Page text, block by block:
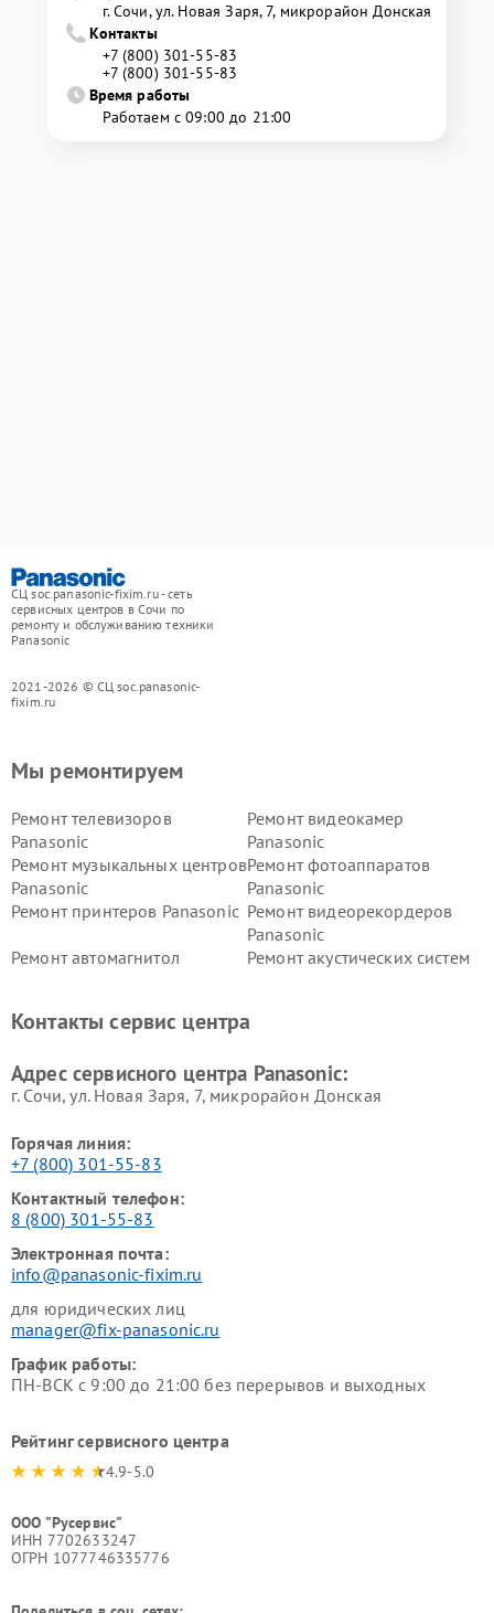
г. Сочи, ул. Новая Заря, 7, микрорайон Донская
Контакты
+7 (800) 301-55-83
+7 (800) 301-55-83
Время работы
Работаем с 09:00 до 21:00
СЦ soc.panasonic-fixim.ru - сеть
сервисных центров в Сочи по
ремонту и обслуживанию техники
Panasonic
2021-2026 © СЦ soc.panasonic-
fixim.ru
Мы ремонтируем
Ремонт телевизоров
Panasonic
Ремонт видеокамер
Panasonic
Ремонт музыкальных центров
Panasonic
Ремонт фотоаппаратов
Panasonic
Ремонт принтеров Panasonic Ремонт видеорекордеров
Panasonic
Ремонт автомагнитол
Ремонт акустических систем
панелей Panasonic
Контакты сервис центра
Адрес сервисного центра Panasonic:
г. Сочи, ул. Новая Заря, 7, микрорайон Донская
Горячая линия:
+7 (800) 301-55-83
Контактный телефон:
8 (800) 301-55-83
Электронная почта:
info@panasonic-fixim.ru
для юридических лиц
manager@fix-panasonic.ru
График работы:
ПН-ВСК с 9:00 до 21:00 без перерывов и выходных
Рейтинг сервисного центра
4.9-5.0
ООО "Русервис"
ИНН 7702633247
ОГРН 1077746335776